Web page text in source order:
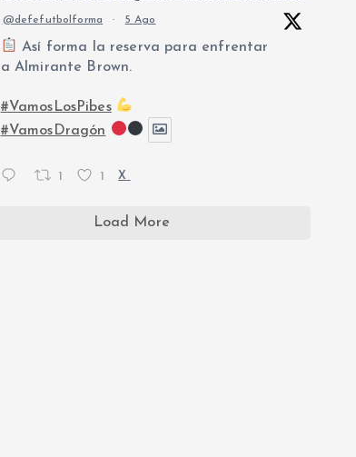
@defefutbolforma · 5 Ago
Así forma la reserva para enfrentar
a Almirante Brown.
#VamosLosPibes
#VamosDragón
1 1 X
Load More